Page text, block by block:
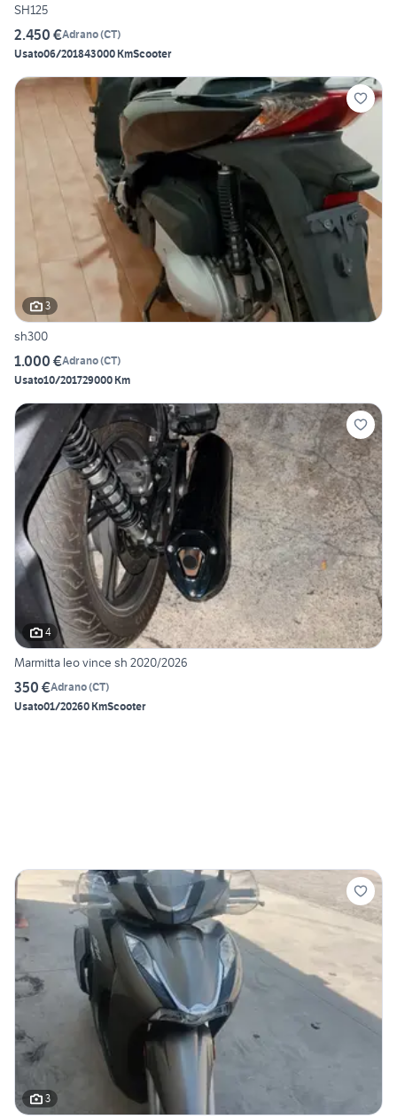
SH125
2.450 €Adrano(CT)
Usato06/201843000 KmScooter
3
sh300
1.000 €Adrano(CT)
Usato10/201729000 Km
4
Marmitta leo vince sh 2020/2026
350 €Adrano(CT)
Usato01/20260 KmScooter
3